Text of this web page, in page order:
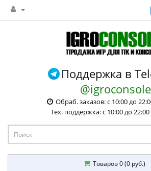
Поддержка в
@igroconsole
Обраб. заказов: с 10:00 до
Тех. поддержка: с 10:00 до 22:00
Товаров 0 (0 руб.)